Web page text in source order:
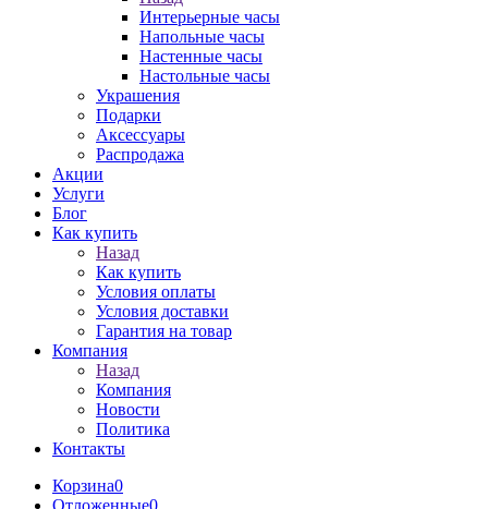
Интерьерные часы
Напольные часы
Настенные часы
Настольные часы
Украшения
Подарки
Аксессуары
Распродажа
Акции
Услуги
Блог
Как купить
Назад
Как купить
Условия оплаты
Условия доставки
Гарантия на товар
Компания
Назад
Компания
Новости
Политика
Контакты
Корзина0